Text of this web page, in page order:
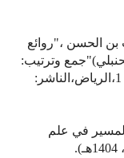
الحسن ،"روائع
وترتيب:
أبي معاذ طارق بن عوض الله بن محمد،(ط 1،الرياض،الناشر:
في علم